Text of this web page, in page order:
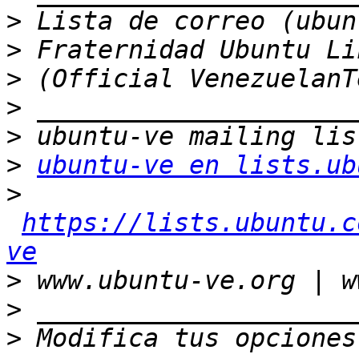
>
>
>
>
>
>
ubuntu-ve en
>
https://
ve
>
>
> Modifica tus